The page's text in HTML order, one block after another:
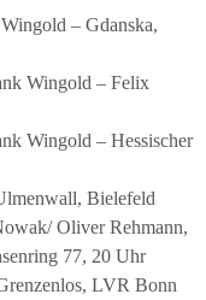
– Gdanska,
Wingold – Felix
Wingold – Hessischer
Bielefeld
Oliver Rehmann,
77, 20 Uhr
LVR Bonn